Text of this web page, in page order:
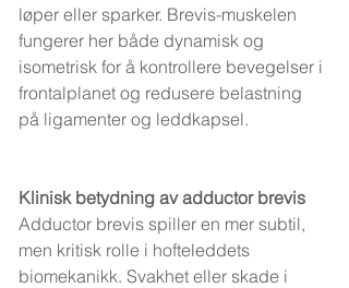
løper eller sparker. Brevis-muskelen
fungerer her både dynamisk og
isometrisk for å kontrollere bevegelser i
frontalplanet og redusere belastning
på ligamenter og leddkapsel.
Klinisk betydning av adductor brevis
Adductor brevis spiller en mer subtil,
men kritisk rolle i hofteleddets
biomekanikk. Svakhet eller skade i